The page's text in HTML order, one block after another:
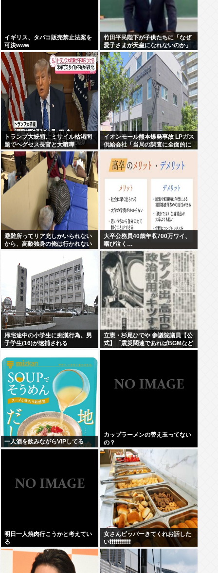
イギリス、タバコ販売禁止法案を
可決www
竹田平民陛下が子供たちに「なぜ
愛子さまが天皇になれないのか」
をわかりやすく解説してしまう
トランプ大統領、ミサイル枯渇問
題でヘグセス長官と大喧嘩
イオンモール熊本爆発事故 LPガス
供給会社「当局の調査に全面的に
協力」 経産省「LPガス爆発の可能
性が高いとする見解で一致」と発
表
避難所ってリア充しかいられない
から、高齢独身の俺は行かれない
大卒公務員40歳年収700万ワイ、
咽び泣く…
帰宅途中の小学生に痴漢行為。男
子学生(16)が逮捕される
立憲・杉尾ひでや 参議院議員【公
式】「震災関連であればBGMなど
演出はご法度であることは常識で
一人酒を飲みながらVIPしてる
カップラーメンの替え玉ってない
の？
明日一人焼肉行こうかと考えてい
る
女さんビッパーきてくれお話した
い❗❗❗❗❗❗❗❗❗❗❗